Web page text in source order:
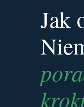
Jak